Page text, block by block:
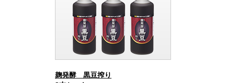
麹発酵 黒豆搾り